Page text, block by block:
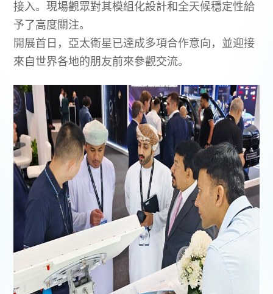
接入。現場觀眾對其模組化設計和全天候穩定性給
予了高度關注。
開展首日，亞太衛星已達成多項合作意向，並迎接
來自世界各地的朋友前來參觀交流。